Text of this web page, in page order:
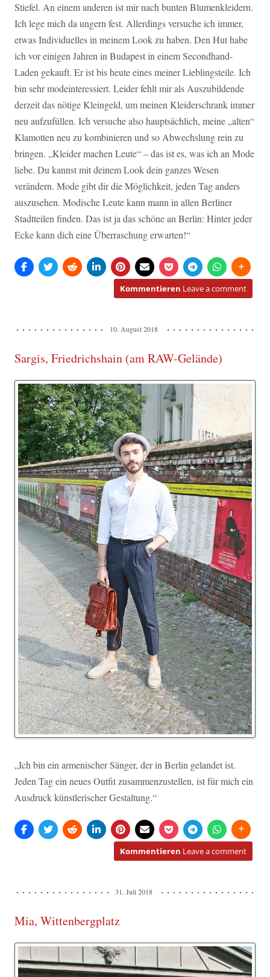
Stiefel. An einem anderen ist mir nach bunten Blumenkleidern.
Ich lege mich da ungern fest. Allerdings versuche ich immer,
etwas Individuelles in meinem Look zu haben. Den Hut habe
ich vor einigen Jahren in Budapest in einem Secondhand-
Laden gekauft. Er ist bis heute eines meiner Lieblingsteile. Ich
bin sehr modeinteressiert. Leider fehlt mir als Auszubildende
derzeit das nötige Kleingeld, um meinen Kleiderschrank immer
neu aufzufüllen. Ich versuche also hauptsächlich, meine „alten“
Klamotten neu zu kombinieren und so Abwechslung rein zu
bringen. „Kleider machen Leute“ – das ist es, was ich an Mode
liebe. Du kannst mit deinem Look dein ganzes Wesen
verändern. Mode gibt dir die Möglichkeit, jeden Tag anders
auszusehen. Modische Leute kann mann in allen Berliner
Stadtteilen finden. Das ist ja das schöne an Berlin: Hinter jeder
Ecke kann dich eine Überraschung erwarten!“
Kommentieren Leave a comment
10. August 2018
Sargis, Friedrichshain (am RAW-Gelände)
„Ich bin ein armenischer Sänger, der in Berlin gelandet ist.
Jeden Tag ein neues Outfit zusammenzustellen, ist für mich ein
Ausdruck künstlerischer Gestaltung.“
Kommentieren Leave a comment
31. Juli 2018
Mia, Wittenbergplatz